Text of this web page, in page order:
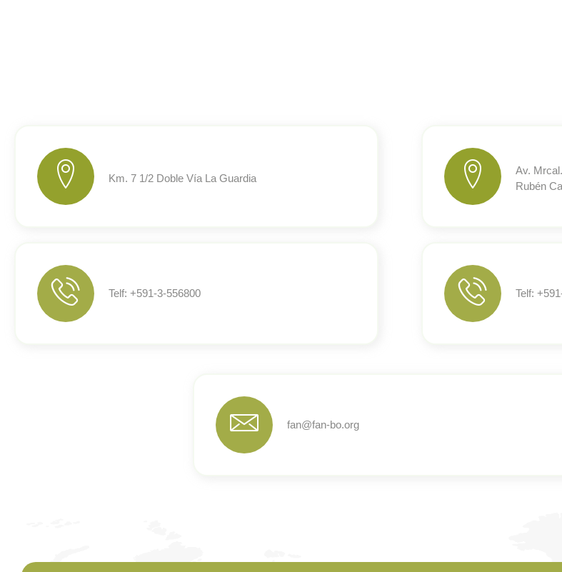
Km. 7 1/2 Doble Vía La Guardia
Telf: +591-3-556800
Av.
Rubén
Telf:
fan@fan-bo.org